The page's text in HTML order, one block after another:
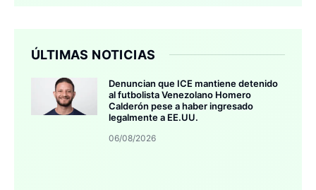
ÚLTIMAS NOTICIAS
Denuncian que ICE mantiene detenido
al futbolista Venezolano Homero
Calderón pese a haber ingresado
legalmente a EE.UU.
06/08/2026